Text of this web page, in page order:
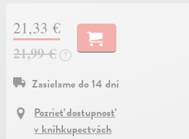
21,33 €
21,99 €
?
Zasielame do 14 dní
Pozrieť dostupnosť
v kníhkupectvách